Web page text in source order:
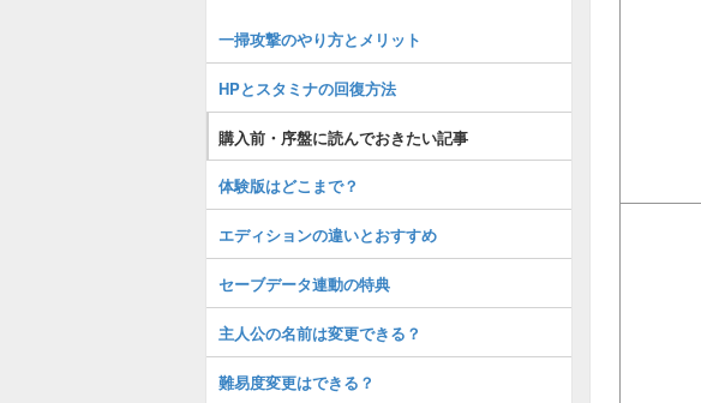
一掃攻撃のやり方とメリット
HPとスタミナの回復方法
購入前・序盤に読んでおきたい記事
体験版はどこまで？
エディションの違いとおすすめ
セーブデータ連動の特典
主人公の名前は変更できる？
難易度変更はできる？